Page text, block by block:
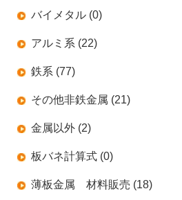
バイメタル (0)
アルミ系 (22)
鉄系 (77)
その他非鉄金属 (21)
金属以外 (2)
板バネ計算式 (0)
薄板金属 材料販売 (18)